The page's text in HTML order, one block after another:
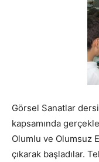
Görsel Sanatlar
kapsamında
Olumlu ve Olumsuz
çıkarak başladılar.